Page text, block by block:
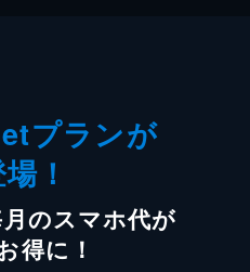
プランが
！
のスマホ代が
得に！